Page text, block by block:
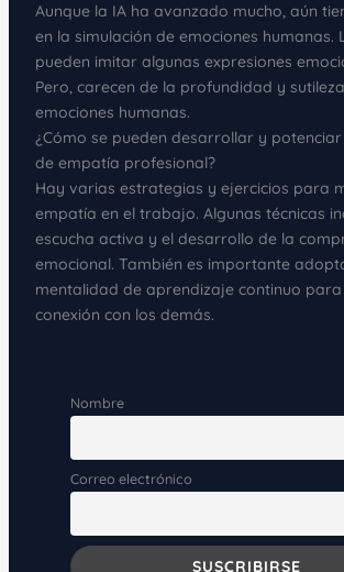
Aunque la IA ha avanzado mucho, aún
en la simulación de emociones humanas.
pueden imitar algunas expresiones
Pero, carecen de la profundidad y
emociones humanas.
¿Cómo se pueden desarrollar y
de empatía profesional?
Hay varias estrategias y ejercicios para
empatía en el trabajo. Algunas técnicas
escucha activa y el desarrollo de la
emocional. También es importante
mentalidad de aprendizaje continuo
conexión con los demás.
Nombre
Correo electrónico